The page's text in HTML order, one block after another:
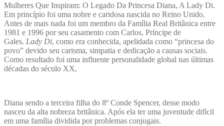
Mulheres Que Inspiram: O Legado Da Princesa Diana, A Lady Di.
Em princípio foi uma nobre e caridosa nascida no Reino Unido.
Antes de mais nada foi um membro da Família Real Britânica entre
1981 e 1996 por seu casamento com Carlos, Príncipe de
Gales. Lady Di, como era conhecida, apelidada como “princesa do
povo” devido seu carisma, simpatia e dedicação a causas sociais.
Como resultado foi uma influente personalidade global nas últimas
décadas do século XX,
Diana sendo a terceira filha do 8º Conde Spencer, desse modo
nasceu da alta nobreza britânica. Após ela ter uma juventude difícil
em uma família dividida por problemas conjugais.